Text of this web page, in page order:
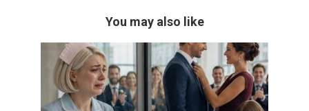
You may also like